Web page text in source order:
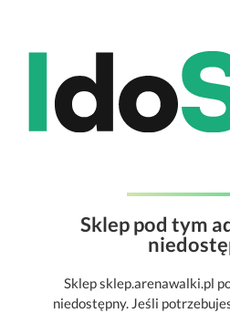
Sklep pod tym
Sklep sklep.arenawalki.pl
niedostępny. Jeśli